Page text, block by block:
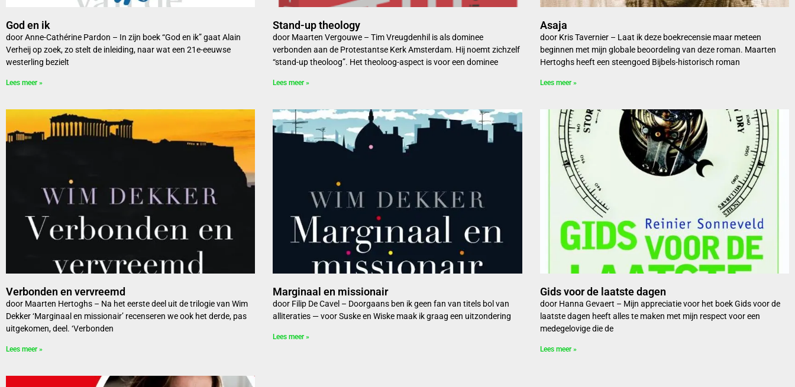
God en ik
door Anne-Cathérine Pardon – In zijn boek “God en ik” gaat Alain
Verheij op zoek, zo stelt de inleiding, naar wat een 21e-eeuwse
westerling bezielt
Lees meer »
Stand-up theology
door Maarten Vergouwe – Tim Vreugdenhil is als dominee
verbonden aan de Protestantse Kerk Amsterdam. Hij noemt zichzelf
“stand-up theoloog”. Het theoloog-aspect is voor een dominee
Lees meer »
Asaja
door Kris Tavernier – Laat ik deze boekrecensie maar meteen
beginnen met mijn globale beoordeling van deze roman. Maarten
Hertoghs heeft een steengoed Bijbels-historisch roman
Lees meer »
Verbonden en vervreemd
door Maarten Hertoghs – Na het eerste deel uit de trilogie van Wim
Dekker ‘Marginaal en missionair’ recenseren we ook het derde, pas
uitgekomen, deel. ‘Verbonden
Lees meer »
Marginaal en missionair
door Filip De Cavel – Doorgaans ben ik geen fan van titels bol van
alliteraties — voor Suske en Wiske maak ik graag een uitzondering
Lees meer »
Gids voor de laatste dagen
door Hanna Gevaert – Mijn appreciatie voor het boek Gids voor de
laatste dagen heeft alles te maken met mijn respect voor een
medegelovige die de
Lees meer »